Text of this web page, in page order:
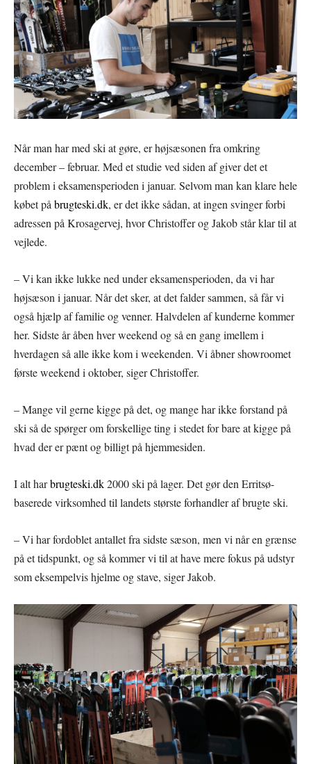
Når man har med ski at gøre, er højsæsonen fra omkring
december – februar. Med et studie ved siden af giver det et
problem i eksamensperioden i januar. Selvom man kan klare hele
købet påbrugteski.dk, er det ikke sådan, at ingen svinger forbi
adressen på Krosagervej, hvor Christoffer og Jakob står klar til at
vejlede.
– Vi kan ikke lukke ned under eksamensperioden, da vi har
højsæson i januar. Når det sker, at det falder sammen, så får vi
også hjælp af familie og venner. Halvdelen af kunderne kommer
her. Sidste år åben hver weekend og så en gang imellem i
hverdagen så alle ikke kom i weekenden. Vi åbner showroomet
første weekend i oktober, siger Christoffer.
– Mange vil gerne kigge på det, og mange har ikke forstand på
ski så de spørger om forskellige ting i stedet for bare at kigge på
hvad der er pænt og billigt på hjemmesiden.
I alt harbrugteski.dk2000 ski på lager. Det gør den Erritsø-
baserede virksomhed til landets største forhandler af brugte ski.
– Vi har fordoblet antallet fra sidste sæson, men vi når en grænse
på et tidspunkt, og så kommer vi til at have mere fokus på udstyr
som eksempelvis hjelme og stave, siger Jakob.